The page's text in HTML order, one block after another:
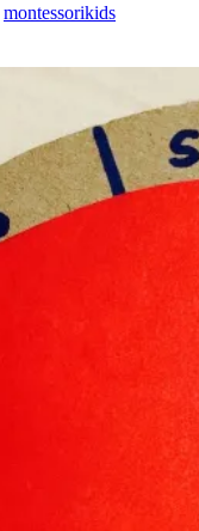
montessorikids